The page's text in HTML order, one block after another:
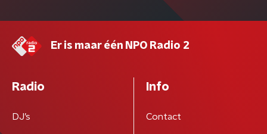
Er is maar één NPO Radio 2
Radio
DJ’s
Info
Contact